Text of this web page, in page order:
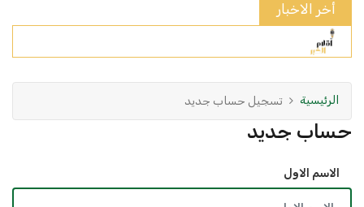
أخر الاخبار
الرئيسية تسجيل حساب جديد
حساب جديد
الاسم الاول